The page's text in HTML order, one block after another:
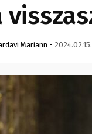
Mariann - 2024.02.15.